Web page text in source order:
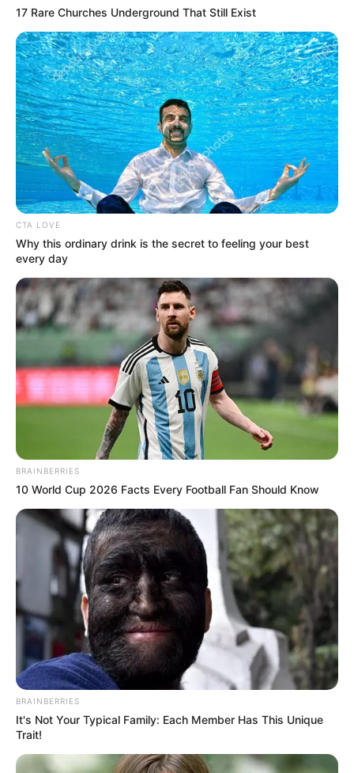
El Socorro despide a
Pedro Manuel Pérez,
médico y gestor cultural
que dejó huella en la
provincia Comunera
JUEZ DE CONTROL DE
GARANTÍAS
Se va pa’ la cana urólogo
acusado de abusar de más
de 50 mujeres en
MEDELLÍN
Le echaron mano a
reconocido urólogo
señalado de manilargo por
al menos 50 mujeres
CENTROS DE SALUD
Bogotá estrena centros
SER para que la cita con el
'eterno' viacrucis
CARGAR MÁS
TEMAS DESTACADOS
EMERGENCIAS POR LLUVIAS
FUERTES LLUVIAS
VIA AL LLANO
CORTES DE LUZ
CORTES DE AGUA
17 Rare Churches Underground That Still Exist
CTA LOVE
Why this ordinary drink is the secret to feeling your best
every day
BRAINBERRIES
10 World Cup 2026 Facts Every Football Fan Should Know
BRAINBERRIES
It's Not Your Typical Family: Each Member Has This Unique
Trait!